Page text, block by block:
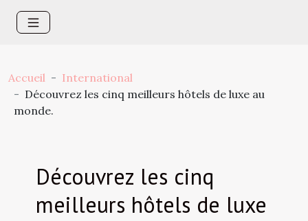
Accueil
International
Découvrez les cinq meilleurs hôtels de luxe au
monde.
Découvrez les cinq
meilleurs hôtels de luxe